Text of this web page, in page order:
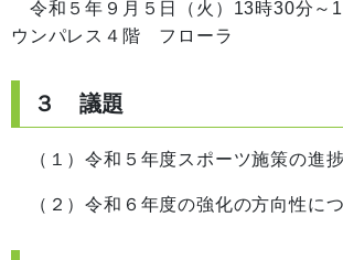
令和５年９月５日（火）13時30分
ウンパレス４階 フローラ
３ 議題
（１）令和５年度スポーツ施策の進
（２）令和６年度の強化の方向性に